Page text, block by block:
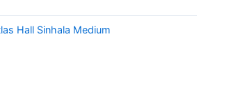
Hall Sinhala Medium